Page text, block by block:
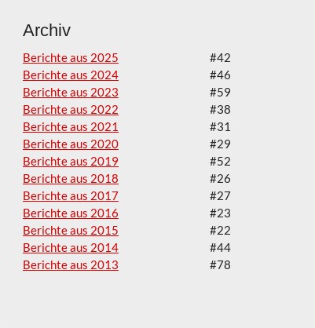
Archiv
Berichte aus 2025
#42
Berichte aus 2024
#46
Berichte aus 2023
#59
Berichte aus 2022
#38
Berichte aus 2021
#31
Berichte aus 2020
#29
Berichte aus 2019
#52
Berichte aus 2018
#26
Berichte aus 2017
#27
Berichte aus 2016
#23
Berichte aus 2015
#22
Berichte aus 2014
#44
Berichte aus 2013
#78